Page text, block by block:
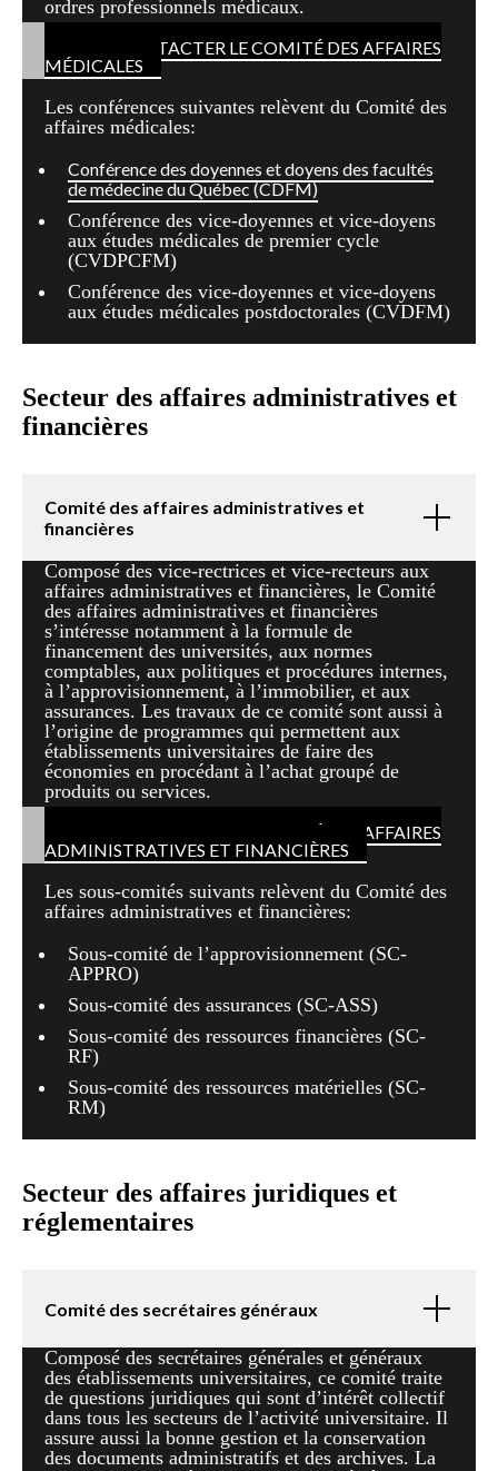
ordres professionnels médicaux.
POUR CONTACTER LE COMITÉ DES AFFAIRES
MÉDICALES
Les conférences suivantes relèvent du Comité des
affaires médicales:
Conférence des doyennes et doyens des facultés
de médecine du Québec (CDFM)
Conférence des vice-doyennes et vice-doyens
aux études médicales de premier cycle
(CVDPCFM)
Conférence des vice-doyennes et vice-doyens
aux études médicales postdoctorales (CVDFM)
Secteur des affaires administratives et
financières
Comité des affaires administratives et
financières
Composé des vice-rectrices et vice-recteurs aux
affaires administratives et financières, le Comité
des affaires administratives et financières
s’intéresse notamment à la formule de
financement des universités, aux normes
comptables, aux politiques et procédures internes,
à l’approvisionnement, à l’immobilier, et aux
assurances. Les travaux de ce comité sont aussi à
l’origine de programmes qui permettent aux
établissements universitaires de faire des
économies en procédant à l’achat groupé de
produits ou services.
POUR CONTACTER LE COMITÉ DES AFFAIRES
ADMINISTRATIVES ET FINANCIÈRES
Les sous-comités suivants relèvent du Comité des
affaires administratives et financières:
Sous-comité de l’approvisionnement (SC-
APPRO)
Sous-comité des assurances (SC-ASS)
Sous-comité des ressources financières (SC-
RF)
Sous-comité des ressources matérielles (SC-
RM)
Secteur des affaires juridiques et
réglementaires
Comité des secrétaires généraux
Composé des secrétaires générales et généraux
des établissements universitaires, ce comité traite
de questions juridiques qui sont d’intérêt collectif
dans tous les secteurs de l’activité universitaire. Il
assure aussi la bonne gestion et la conservation
des documents administratifs et des archives. La